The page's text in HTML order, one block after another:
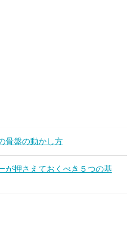
骨盤の動かし方
が押さえておくべき５つの基